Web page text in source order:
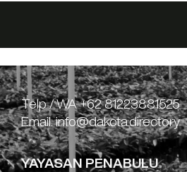
Telp / WA +62 81223881525
Email. info@dakota.directory
YAYASAN PENABULU